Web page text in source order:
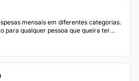
mensais em diferentes categorias.
para qualquer pessoa que queira ter